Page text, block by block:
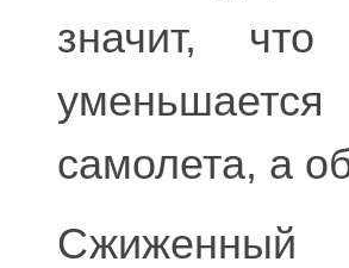
значит,
самолета, а